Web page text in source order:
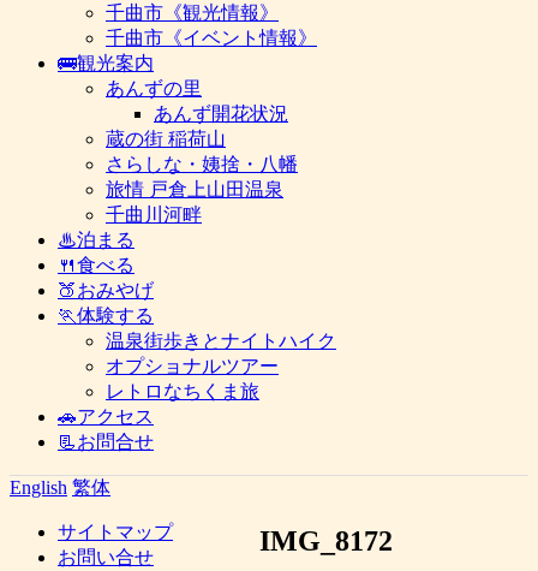
千曲市《観光情報》
千曲市《イベント情報》
🚌観光案内
あんずの里
あんず開花状況
蔵の街 稲荷山
さらしな・姨捨・八幡
旅情 戸倉上山田温泉
千曲川河畔
♨泊まる
🍴食べる
🍑おみやげ
🏃体験する
温泉街歩きとナイトハイク
オプショナルツアー
レトロなちくま旅
🚗アクセス
📃お問合せ
English 繁体
IMG_8172
サイトマップ
お問い合せ